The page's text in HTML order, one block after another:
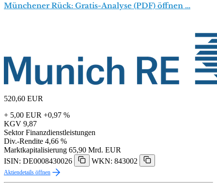
Münchener Rück: Gratis-Analyse (PDF) öffnen …
520,60 EUR
+ 5,00 EUR +0,97 %
KGV 9,87
Sektor Finanzdienstleistungen
Div.-Rendite 4,66 %
Marktkapitalisierung 65,90 Mrd. EUR
ISIN: DE0008430026
WKN: 843002
Aktiendetails öffnen